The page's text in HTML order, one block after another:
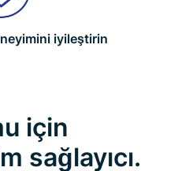
iyileştirin
için
sağlayıcı.